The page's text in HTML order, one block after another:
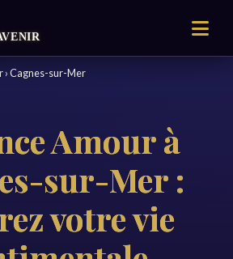
›Cagnes-sur-Mer
Amour à
sur-Mer :
votre vie